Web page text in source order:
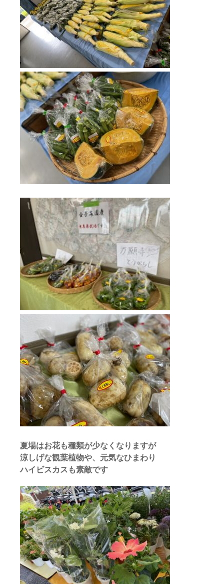
夏場はお花も種類が少なくなりますが
涼しげな観葉植物や、元気なひまわり
ハイビスカスも素敵です